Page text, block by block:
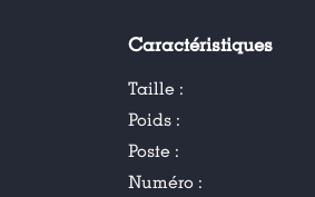
Caractéristiques
Taille :
Poids :
Poste :
Numéro :